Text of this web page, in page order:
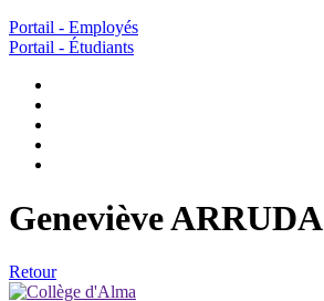
Portail - Employés
Portail - Étudiants
Geneviève ARRUDA
Retour